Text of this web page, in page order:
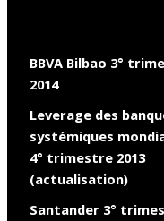
BBVA Bilbao 3°
2014
Leverage des
systémiques
4° trimestre 2013
(actualisation)
Santander 3°